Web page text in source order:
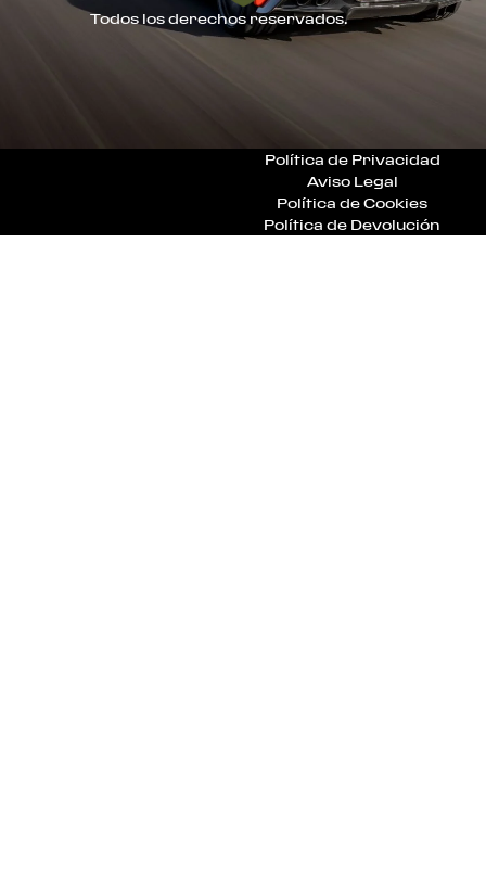
Todos los derechos reservados.
Política de Privacidad
Aviso Legal
Política de Cookies
Política de Devolución